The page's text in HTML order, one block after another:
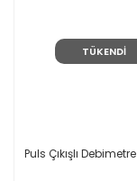
TÜKENDİ
Puls Çıkışlı Debimetre